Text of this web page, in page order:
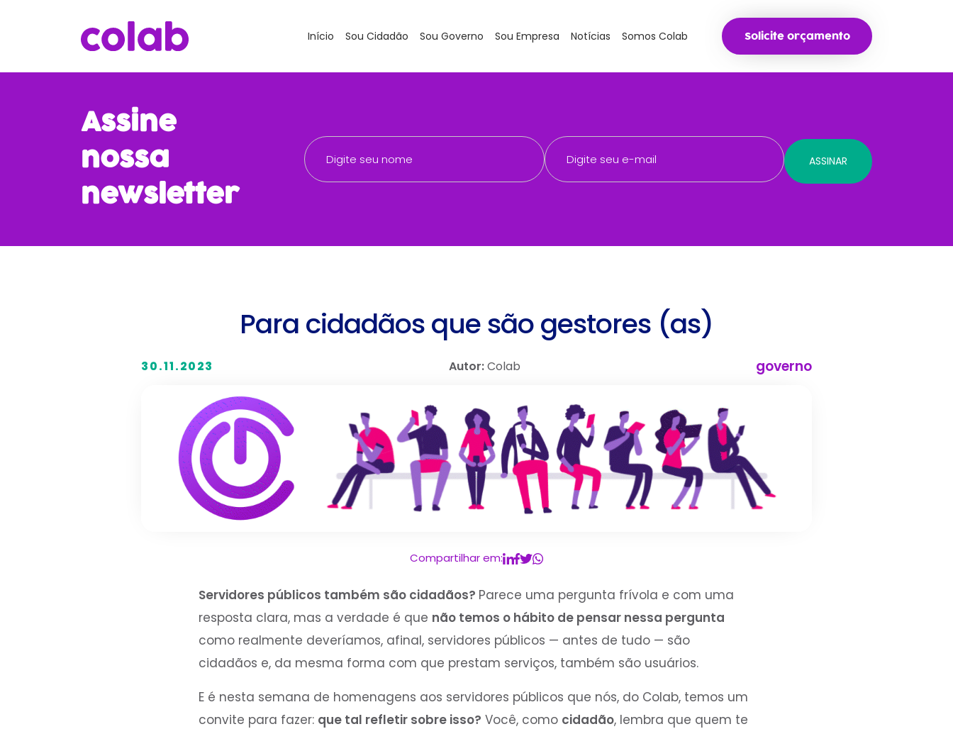
Início Sou Cidadão Sou Governo Sou Empresa Notícias Somos Colab Solicite orçamento
Assine
nossa
newsletter
Para cidadãos que são gestores (as)
30.11.2023 Autor:Colab governo
Compartilhar em:
Servidores públicos também são cidadãos? Parece uma pergunta frívola e com uma
resposta clara, mas a verdade é que não temos o hábito de pensar nessa pergunta
como realmente deveríamos, afinal, servidores públicos — antes de tudo — são
cidadãos e, da mesma forma com que prestam serviços, também são usuários.
E é nesta semana de homenagens aos servidores públicos que nós, do Colab, temos um
convite para fazer: que tal refletir sobre isso? Você, como cidadão, lembra que quem te